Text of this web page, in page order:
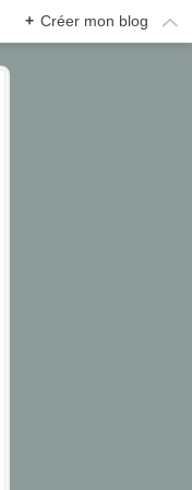
+ Créer mon blog